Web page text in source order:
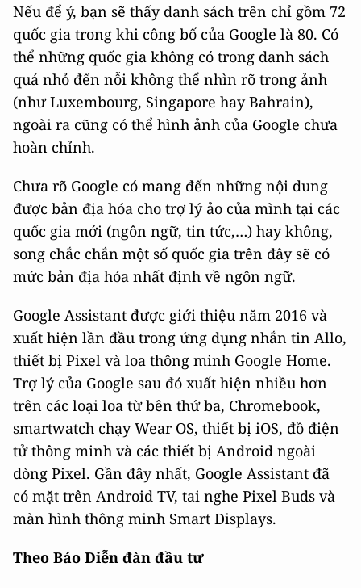
Nếu để ý, bạn sẽ thấy danh sách trên chỉ gồm 72
quốc gia trong khi công bố của Google là 80. Có
thể những quốc gia không có trong danh sách
quá nhỏ đến nỗi không thể nhìn rõ trong ảnh
(như Luxembourg, Singapore hay Bahrain),
ngoài ra cũng có thể hình ảnh của Google chưa
hoàn chỉnh.
Chưa rõ Google có mang đến những nội dung
được bản địa hóa cho trợ lý ảo của mình tại các
quốc gia mới (ngôn ngữ, tin tức,…) hay không,
song chắc chắn một số quốc gia trên đây sẽ có
mức bản địa hóa nhất định về ngôn ngữ.
Google Assistant được giới thiệu năm 2016 và
xuất hiện lần đầu trong ứng dụng nhắn tin Allo,
thiết bị Pixel và loa thông minh Google Home.
Trợ lý của Google sau đó xuất hiện nhiều hơn
trên các loại loa từ bên thứ ba, Chromebook,
smartwatch chạy Wear OS, thiết bị iOS, đồ điện
tử thông minh và các thiết bị Android ngoài
dòng Pixel. Gần đây nhất, Google Assistant đã
có mặt trên Android TV, tai nghe Pixel Buds và
màn hình thông minh Smart Displays.
Theo Báo Diễn đàn đầu tư